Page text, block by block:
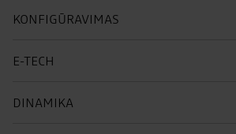
KONFIGŪRAVIMAS
E-TECH
DINAMIKA